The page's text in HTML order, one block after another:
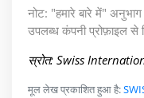
नोट: "हमारे बारे में" अनुभाग
उपलब्ध कंपनी प्रोफ़ाइल से
स्रोत: Swiss
मूल लेख प्रकाशित हुआ है: